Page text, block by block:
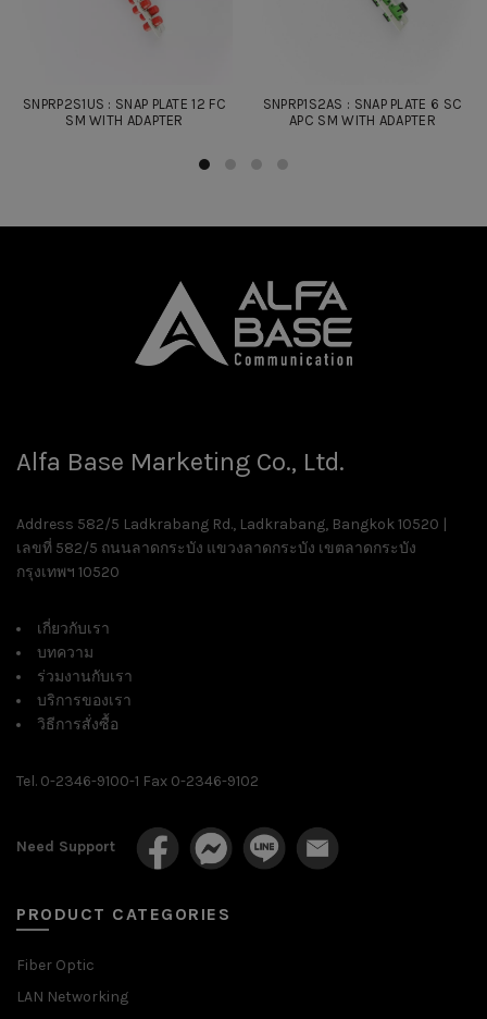
SNPRP2S1US : SNAP PLATE 12 FC
SM WITH ADAPTER
SNPRP1S2AS : SNAP PLATE 6 SC
APC SM WITH ADAPTER
Alfa Base Marketing Co., Ltd.
Address 582/5 Ladkrabang Rd., Ladkrabang, Bangkok 10520 |
เลขที่ 582/5 ถนนลาดกระบัง แขวงลาดกระบัง เขตลาดกระบัง
กรุงเทพฯ 10520
เกี่ยวกับเรา
บทความ
ร่วมงานกับเรา
บริการของเรา
วิธีการสั่งซื้อ
Tel. 0-2346-9100-1 Fax 0-2346-9102
Need Support
PRODUCT CATEGORIES
Fiber Optic
LAN Networking